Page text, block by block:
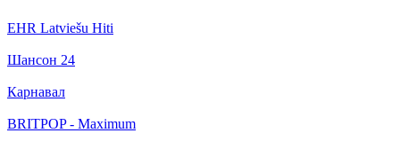
EHR Latviešu Hiti
Шансон 24
Карнавал
BRITPOP - Maximum